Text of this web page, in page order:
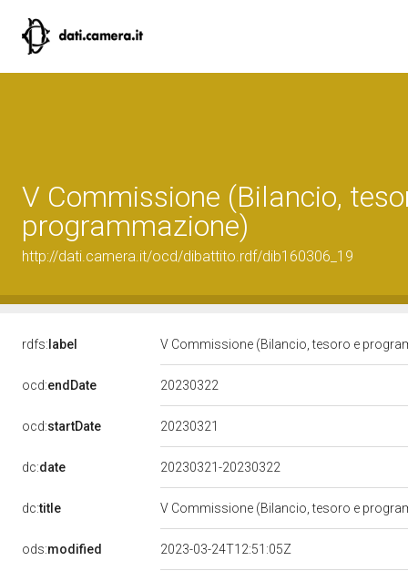
V Commissione (Bilancio,
programmazione)
http://dati.camera.it/ocd/dibattito.rdf/dib160306_19
rdfs: label V Commissione (Bilancio, tesoro e
ocd:endDate 20230322
ocd:startDate 20230321
dc:date 20230321-20230322
dc:title V Commissione (Bilancio, tesoro e
ods:modified 2023-03-24T12:51:05Z